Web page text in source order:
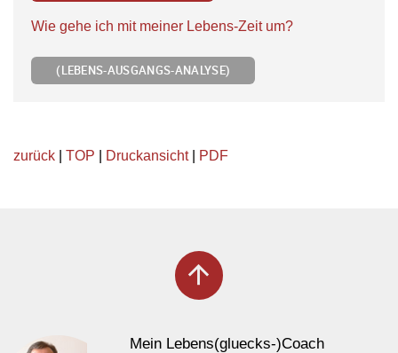
Wie gehe ich mit meiner Lebens-Zeit um?
(LEBENS-AUSGANGS-ANALYSE)
zurück TOP Druckansicht| PDF
arrow_upward
Mein Lebens(gluecks-)Coach